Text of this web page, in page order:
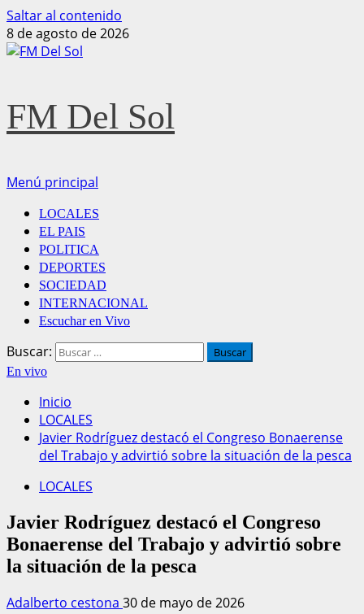
Saltar al contenido
8 de agosto de 2026
FM Del Sol
Menú principal
LOCALES
EL PAIS
POLITICA
DEPORTES
SOCIEDAD
INTERNACIONAL
Escuchar en Vivo
Buscar:
En vivo
Inicio
LOCALES
Javier Rodríguez destacó el Congreso Bonaerense
del Trabajo y advirtió sobre la situación de la pesca
LOCALES
Javier Rodríguez destacó el Congreso
Bonaerense del Trabajo y advirtió sobre
la situación de la pesca
Adalberto cestona 30 de mayo de 2026